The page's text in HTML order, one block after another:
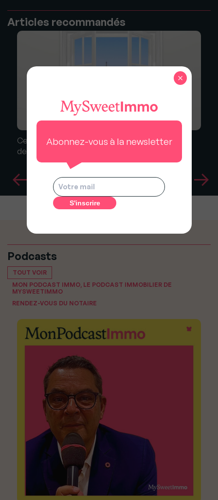
Articles recommandés
Ce qu'il faut savoir sur le retour de l'encadrement
des loyers
Podcasts
TOUT VOIR
MON PODCAST IMMO, LE PODCAST IMMOBILIER DE
MYSWEETIMMO
RENDEZ-VOUS DU NOTAIRE
Abonnez-vous à la newsletter
×